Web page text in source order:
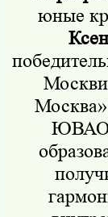
юные
ЮВАО